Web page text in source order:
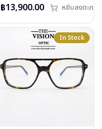
เลนส์ : Demo lens
บานพับ : มีสปริง
น้ำหนัก : 29 กรัม
อุปกรณ์ : กล่องแว่น, ผ้าเช็ดแว่น
การรับประกัน : 1 ปี
กรุณาติดต่อเราคลิก
฿13,900.00 หยิบลงตะกร้า
In Stock